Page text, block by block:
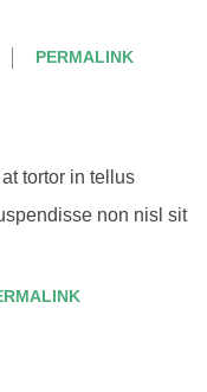
PERMALINK
tortor in tellus
non nisl sit